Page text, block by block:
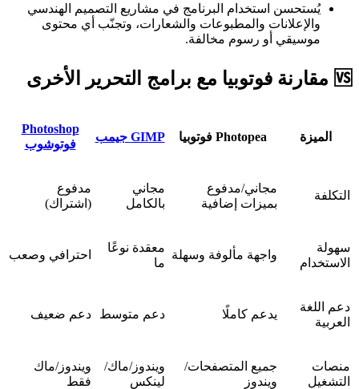
يُستحسن استخدام البرنامج في مشاريع التصميم الهندسي
والإعلانات والمطبوعات والشعارات، وتجنّب أي محتوى
موسيقي أو رسوم مخالفة.
🆚 مقارنة فوتوبيا مع برامج التحرير الأخرى
الميزة Photopea فوتوبيا GIMP جيمب
Photoshop
فوتوشوب
التكلفة
مجاني/مدفوع
بميزات إضافية
مجاني
بالكامل
مدفوع
(اشتراك)
سهولة
الاستخدام
واجهة مألوفة وسهلة
معقدة نوعًا
ما
احترافي وصعب
دعم اللغة
العربية
يدعم كاملًا دعم متوسط دعم ضعيف
منصات
التشغيل
جميع المتصفحات/
ويندوز
ويندوز/ماك/
لينكس
ويندوز/ماك
فقط